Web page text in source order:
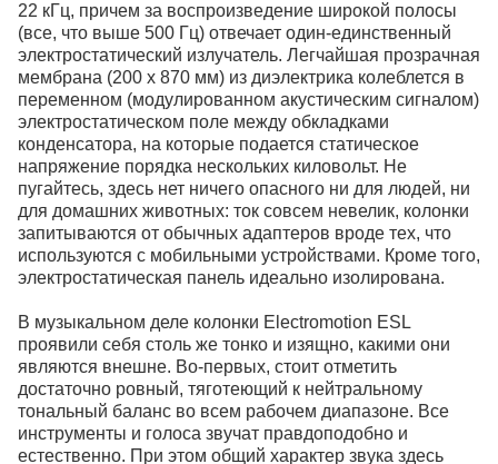
22 кГц, причем за воспроизведение широкой полосы
(все, что выше 500 Гц) отвечает один-единственный
электростатический излучатель. Легчайшая прозрачная
мембрана (200 х 870 мм) из диэлектрика колеблется в
переменном (модулированном акустическим сигналом)
электростатическом поле между обкладками
конденсатора, на которые подается статическое
напряжение порядка нескольких киловольт. Не
пугайтесь, здесь нет ничего опасного ни для людей, ни
для домашних животных: ток совсем невелик, колонки
запитываются от обычных адаптеров вроде тех, что
используются с мобильными устройствами. Кроме того,
электростатическая панель идеально изолирована.
В музыкальном деле колонки Electromotion ESL
проявили себя столь же тонко и изящно, какими они
являются внешне. Во-первых, стоит отметить
достаточно ровный, тяготеющий к нейтральному
тональный баланс во всем рабочем диапазоне. Все
инструменты и голоса звучат правдоподобно и
естественно. При этом общий характер звука здесь